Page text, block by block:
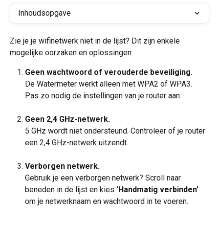
Inhoudsopgave
Zie je je wifinetwerk niet in de lijst? Dit zijn enkele
mogelijke oorzaken en oplossingen:
Geen wachtwoord of verouderde beveiliging.
De Watermeter werkt alleen met WPA2 of WPA3.
Pas zo nodig de instellingen van je router aan.
Geen 2,4 GHz-netwerk.
5 GHz wordt niet ondersteund. Controleer of je router
een 2,4 GHz-netwerk uitzendt.
Verborgen netwerk.
Gebruik je een verborgen netwerk? Scroll naar
beneden in de lijst en kies 'Handmatig verbinden'
om je netwerknaam en wachtwoord in te voeren.